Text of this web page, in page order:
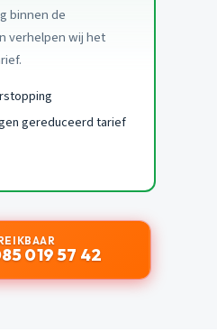
binnen de
verhelpen wij het
gereduceerd tarief
019 57 42